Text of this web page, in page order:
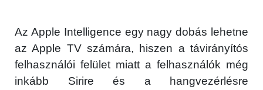
Az Apple Intelligence egy nagy dobás lehetne
az Apple TV számára, hiszen a távirányítós
felhasználói felület miatt a felhasználók még
inkább Sirire és a hangvezérlésre